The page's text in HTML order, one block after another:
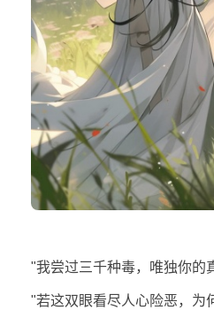
"我尝过三千种毒，唯独你的
"若这双眼看尽人心险恶，为